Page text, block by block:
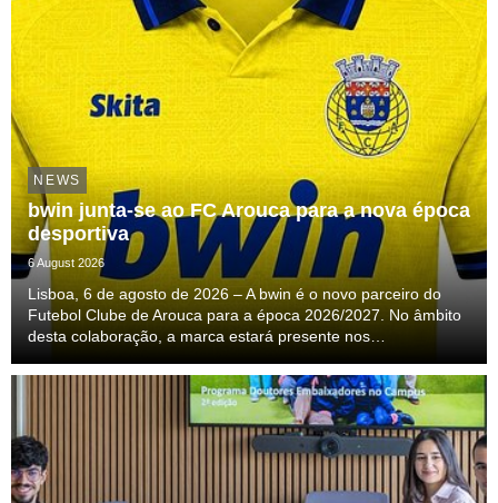
NEWS
bwin junta-se ao FC Arouca para a nova época
desportiva
6 August 2026
Lisboa, 6 de agosto de 2026 – A bwin é o novo parceiro do
Futebol Clube de Arouca para a época 2026/2027. No âmbito
desta colaboração, a marca estará presente nos
profissional, acompanhando o clube ao longo de uma nova ...